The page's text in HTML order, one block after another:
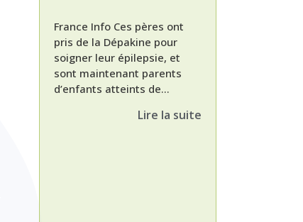
France Info Ces pères ont
pris de la Dépakine pour
soigner leur épilepsie, et
sont maintenant parents
d’enfants atteints de...
Lire la suite